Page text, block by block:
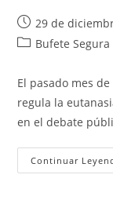
29 de
Bufete Segura
El pasado mes
regula la
en el debate
Continuar